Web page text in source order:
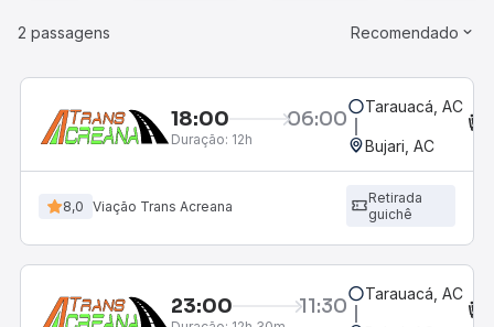
2 passagens Recomendado
18:00 06:00
Duração: 12h
Tarauacá, AC
Bujari, AC
8,0 Viação Trans Acreana
Retirada
guichê
23:00 11:30 Tarauacá, AC